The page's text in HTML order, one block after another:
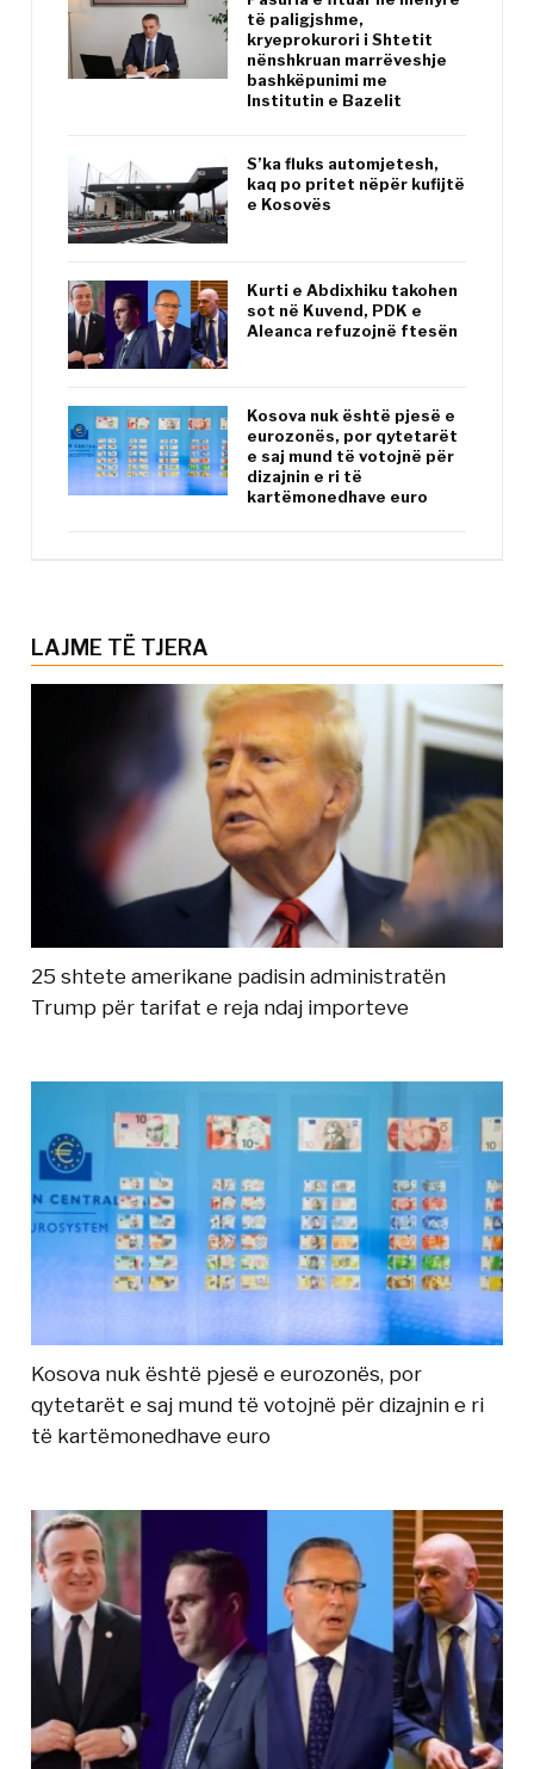
të paligjshme,
kryeprokurori i Shtetit
nënshkruan marrëveshje
bashkëpunimi me
Institutin e Bazelit
S’ka fluks automjetesh,
kaq po pritet nëpër kufijtë
e Kosovës
Kurti e Abdixhiku takohen
sot në Kuvend, PDK e
Aleanca refuzojnë ftesën
Kosova nuk është pjesë e
eurozonës, por qytetarët
e saj mund të votojnë për
dizajnin e ri të
kartëmonedhave euro
LAJME TË TJERA
25 shtete amerikane padisin administratën
Trump për tarifat e reja ndaj importeve
Kosova nuk është pjesë e eurozonës, por
qytetarët e saj mund të votojnë për dizajnin e ri
të kartëmonedhave euro